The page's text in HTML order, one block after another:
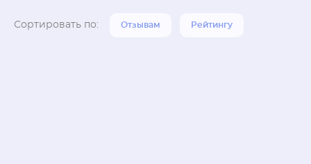
Сортировать по: Отзывам Рейтингу